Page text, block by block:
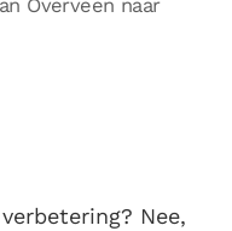
Overveen naar
Nee,